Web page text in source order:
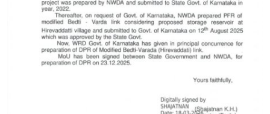
ಕ್ರೀಡಾಂಗಣ
ಗಡಿನಾಡ ಸುದ್ದಿ ಜಾಲ